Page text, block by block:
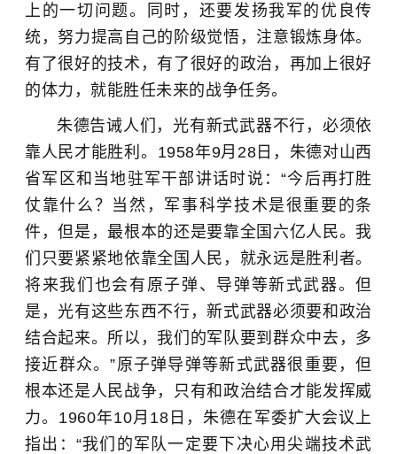
上的一切问题。同时，还要发扬我军的优良传
统，努力提高自己的阶级觉悟，注意锻炼身体。
有了很好的技术，有了很好的政治，再加上很好
的体力，就能胜任未来的战争任务。
朱德告诫人们，光有新式武器不行，必须依
靠人民才能胜利。1958年9月28日，朱德对山西
省军区和当地驻军干部讲话时说：“今后再打胜
仗靠什么？当然，军事科学技术是很重要的条
件，但是，最根本的还是要靠全国六亿人民。我
们只要紧紧地依靠全国人民，就永远是胜利者。
将来我们也会有原子弹、导弹等新式武器。但
是，光有这些东西不行，新式武器必须要和政治
结合起来。所以，我们的军队要到群众中去，多
接近群众。”原子弹导弹等新式武器很重要，但
根本还是人民战争，只有和政治结合才能发挥威
力。1960年10月18日，朱德在军委扩大会议上
指出：“我们的军队一定要下决心用尖端技术武